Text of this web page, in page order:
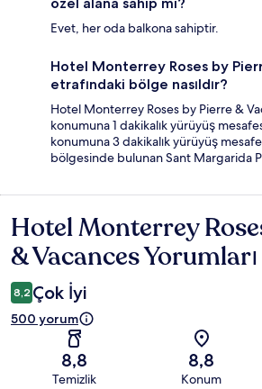
Evet, her oda balkona sahiptir.
Hotel Monterrey Roses by
etrafındaki bölge nasıldır?
Hotel Monterrey Roses by Pierre &
konumuna 1 dakikalık yürüyüş
konumuna 3 dakikalık yürüyüş
bölgesinde bulunan Sant Margarida
Yorumlar
Hotel Monterrey
& Vacances Yorumları
8,2 Çok İyi
500 yorum
8,8
Temizlik
8,8
Konum